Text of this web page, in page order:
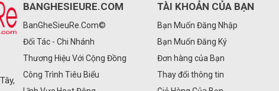
BANGHESIEURE.COM
BanGheSieuRe.Com©
Đối Tác - Chi Nhánh
Thương Hiệu Với Cộng Đồng
Công Trình Tiêu Biểu
TÀI KHOẢN CỦA BẠN
Bạn Muốn Đăng Nhập
Bạn Muốn Đăng Ký
Đơn hàng của Bạn
Thay đổi thông tin